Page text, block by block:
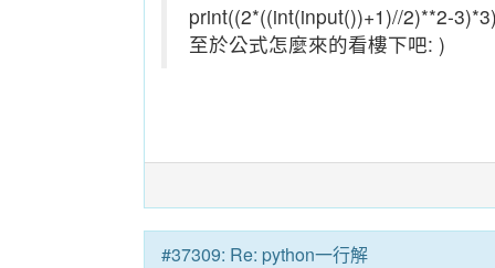
print((2*((int(input())+1)//2)**2-
至於公式怎麼來的看樓下吧: )
#37309: Re: python一行解